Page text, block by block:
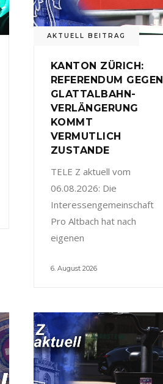
AKTUELL BEITRAG
KANTON ZÜRICH:
REFERENDUM GEGEN
GLATTALBAHN-
VERLÄNGERUNG
KOMMT
VERMUTLICH
ZUSTANDE
TELE Z aktuell vom
06.08.2026: Die
Interessengemeinschaft
Pro Altbach hat nach
eigenen
6. August 2026